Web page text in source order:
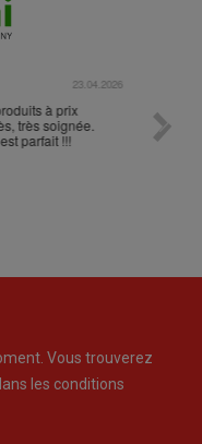
23.04.2026
à prix
très soignée.
parfait !!!
Vous trouverez
les conditions